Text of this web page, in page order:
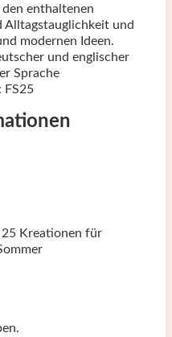
enthaltenen
Alltagstauglichkeit und
modernen Ideen.
und englischer
Sprache
FS25
Kreationen für